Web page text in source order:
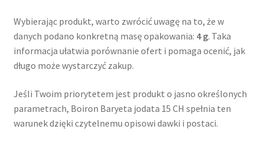
Wybierając produkt, warto zwrócić uwagę na to, że w
danych podano konkretną masę opakowania: 4 g. Taka
informacja ułatwia porównanie ofert i pomaga ocenić, jak
długo może wystarczyć zakup.
Jeśli Twoim priorytetem jest produkt o jasno określonych
parametrach, Boiron Baryeta jodata 15 CH spełnia ten
warunek dzięki czytelnemu opisowi dawki i postaci.